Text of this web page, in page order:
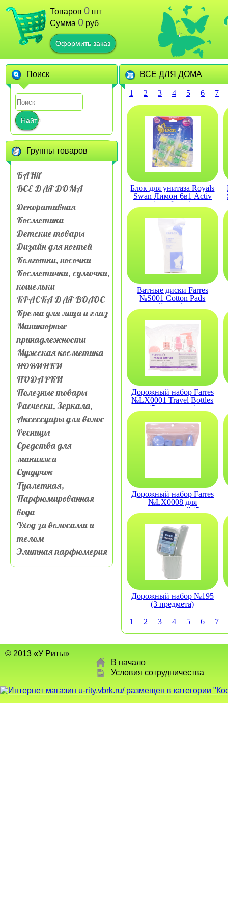
Товаров 0 шт
Сумма 0 руб
Оформить заказ
Поиск
Найти
Группы товаров
БАНЯ
ВСЕ ДЛЯ ДОМА
Декоративная
Косметика
Детские товары
Дизайн для ногтей
Колготки, носочки
Косметички, сумочки,
кошельки
КРАСКА ДЛЯ ВОЛОС
Крема для лица и глаз
Маникюрные
принадлежности
Мужская косметика
НОВИНКИ
ПОДАРКИ
Полезные товары
Расчески, Зеркала,
Аксессуары для волос
Ресницы
Средства для
макияжа
Сундучок
Туалетная,
Парфюмированная
вода
Уход за волосами и
телом
Элитная парфюмерия
ВСЕ ДЛЯ ДОМА
1 2 3 4 5 6 7
Блок для унитаза Royals
Swan Лимон 6в1 Activ
(три блока)
Ватные диски Farres
№S001 Cotton Pads
трехслойные (упаковка
Дорожный набор Farres
№LX0001 Travel Bottles
(5 предметов)
Дорожный набор Farres
№LX0008 для
путешествий (5
Дорожный набор №195
(3 предмета)
1
2 3 4 5 6 7
© 2013 «У Риты»
В начало
Условия сотрудничества